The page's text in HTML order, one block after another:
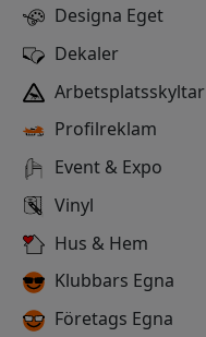
Designa Eget
Dekaler
Arbetsplatsskyltar
Profilreklam
Event & Expo
Vinyl
Hus & Hem
Klubbars Egna
Företags Egna